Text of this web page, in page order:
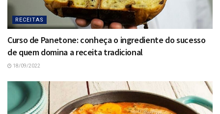
RECEITAS
Curso de Panetone: conheça o ingrediente do sucesso
de quem domina a receita tradicional
18/09/2022